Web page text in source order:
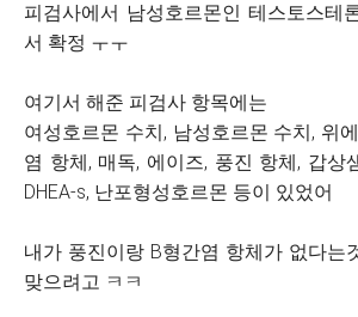
피검사에서 남성호르몬인 테스토스테
서 확정 ㅜㅜ
여기서 해준 피검사 항목에는
여성호르몬 수치, 남성호르몬 수치, 위
염 항체, 매독, 에이즈, 풍진 항체, 갑상
DHEA-s, 난포형성호르몬 등이 있었어
내가 풍진이랑 B형간염 항체가 없다는
맞으려고 ㅋㅋ